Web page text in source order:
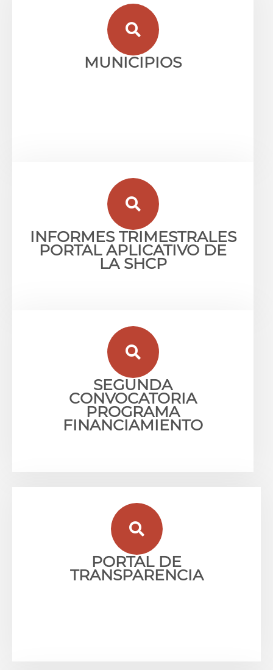
MUNICIPIOS
INFORMES TRIMESTRALES
PORTAL APLICATIVO DE
LA SHCP​
SEGUNDA
CONVOCATORIA
PROGRAMA
FINANCIAMIENTO
PORTAL DE
TRANSPARENCIA